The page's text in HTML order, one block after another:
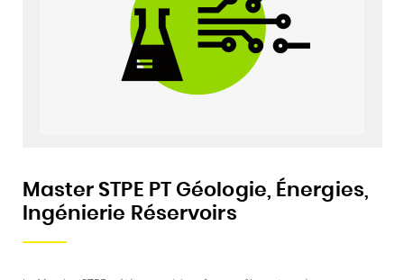
Master STPE PT Géologie, Énergies,
Ingénierie Réservoirs